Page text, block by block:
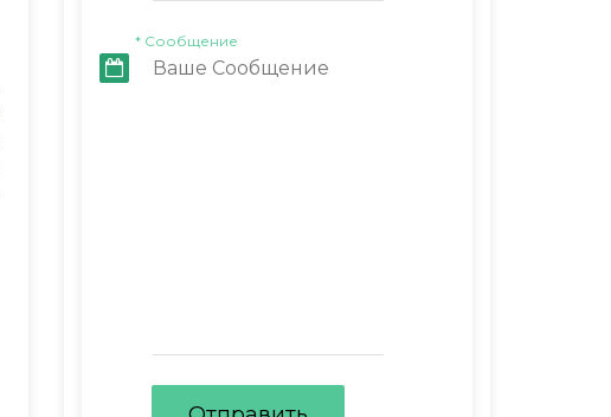
* Сообщение